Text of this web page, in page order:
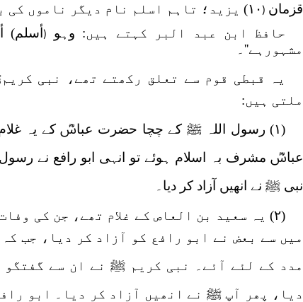
قزمان ( ۱۰) یزید؛ تاہم اسلم نام دیگر ناموں کی بہ نسبت زیادہ مشہور ہے۔
حافظ ابن عبد البر کہتے ہیں: وہو (أسلم)
مشہورہے''۔
یہ قبطی قوم سے تعلق رکھتے تھے، نبی
ملتی ہیں:
(۱) رسول اللہ ﷺ کے چچا حضرت عباسؓ کے یہ
عباسؓ مشرف بہ اسلام ہوئے تو انہی ابو رافع نے
نبی ﷺ نے انھیں آزاد کر دیا۔
(۲) یہ سعید بن العاص کے غلام تھے، جن کی
میں سے بعض نے ابو رافع کو آزاد کر دیا، جب
مدد کے لئے آئے۔ نبی کریم ﷺ نے ان سے
دیا، پھر آپ ﷺ نے انھیں آزاد کر دیا۔ ابو